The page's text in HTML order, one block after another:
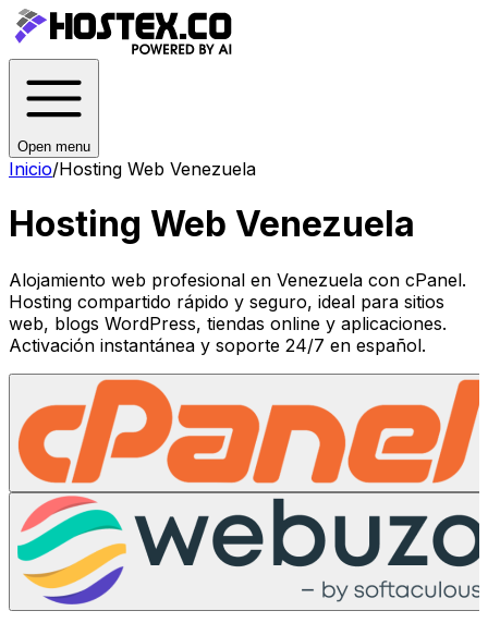
Open menu
Inicio/Hosting Web Venezuela
Hosting Web Venezuela
Alojamiento web profesional en Venezuela con cPanel.
Hosting compartido rápido y seguro, ideal para sitios
web, blogs WordPress, tiendas online y aplicaciones.
Activación instantánea y soporte 24/7 en español.